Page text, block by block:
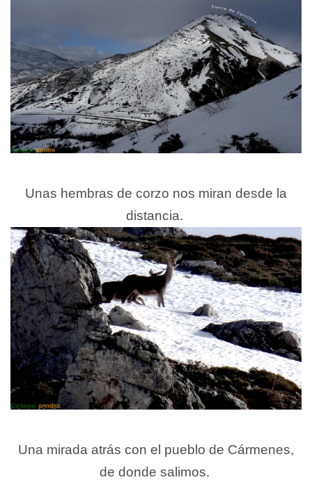
Unas hembras de corzo nos miran desde la
distancia.
Una mirada atrás con el pueblo de Cármenes,
de donde salimos.